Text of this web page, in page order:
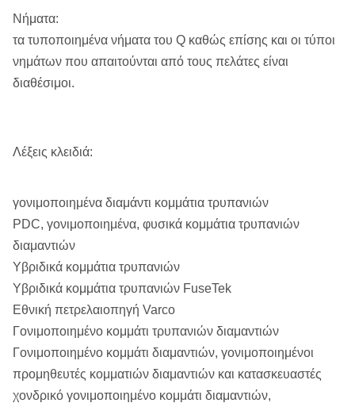
Νήματα:
τα τυποποιημένα νήματα του Q καθώς επίσης και οι τύποι
νημάτων που απαιτούνται από τους πελάτες είναι
διαθέσιμοι.
Λέξεις κλειδιά:
γονιμοποιημένα διαμάντι κομμάτια τρυπανιών
PDC, γονιμοποιημένα, φυσικά κομμάτια τρυπανιών
διαμαντιών
Υβριδικά κομμάτια τρυπανιών
Υβριδικά κομμάτια τρυπανιών FuseTek
Εθνική πετρελαιοπηγή Varco
Γονιμοποιημένο κομμάτι τρυπανιών διαμαντιών
Γονιμοποιημένο κομμάτι διαμαντιών, γονιμοποιημένοι
προμηθευτές κομματιών διαμαντιών και κατασκευαστές
χονδρικό γονιμοποιημένο κομμάτι διαμαντιών,